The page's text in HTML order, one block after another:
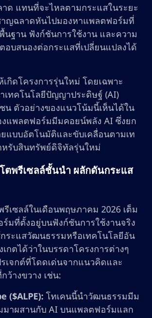
าด แทนที่จะไหลตามกระแสในระยะ
ญฉลาดหันไปมองหาแพลตฟอร์มที่
นฐาน ฟังก์ชันการใช้งาน และความ
อบสนองต่อกระแสที่เปลี่ยนแปลงได้
เกิดโครงการรุ่นใหม่ โดยเฉพาะ
ทคโนโลยีปัญญาประดิษฐ์ (AI)
น ตัวอย่างของแนวโน้มนี้เห็นได้ใน
แพลตฟอร์มมีมคอยน์พลัง AI ซึ่งยก
แบบอัตโนมัติและขับเคลื่อนตามเท
รับสินทรัพย์ดิจิทัลรุ่นใหม่
ตพรีเซลล์ชั้นนำ ผลักดันกระแส
เซลล์ในเดือนพฤษภาคม 2026 เต็ม
มที่ตั้งอยู่บนฟังก์ชันการใช้งานจริง
ระแสวัฒนธรรมหรือเทคโนโลยีอัน
กตได้ว่าในบรรดาโครงการต่างๆ
เจกต์ที่โดดเด่นจากแนวคิดและ
ว้างขวาง เช่น:
($ALPE): โทเคนนี้นำวัฒนธรรมมีม
มาผสานกับ AI บนแพลตฟอร์มแลก